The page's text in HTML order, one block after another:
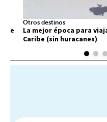
Otros destinos
La mejor época para
Caribe (sin huracanes)